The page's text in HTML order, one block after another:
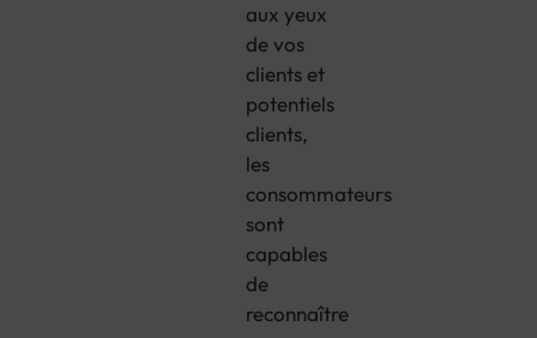
aux yeux
de vos
clients et
potentiels
clients,
les
consommateurs
sont
capables
de
reconnaître